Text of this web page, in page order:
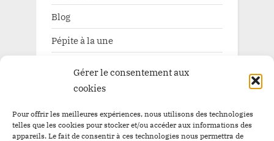
Gérer le consentement aux
cookies
Pour offrir les meilleures expériences, nous utilisons des technologies
telles que les cookies pour stocker et/ou accéder aux informations des
appareils. Le fait de consentir à ces technologies nous permettra de
Blog
Pépite à la une
TAGS